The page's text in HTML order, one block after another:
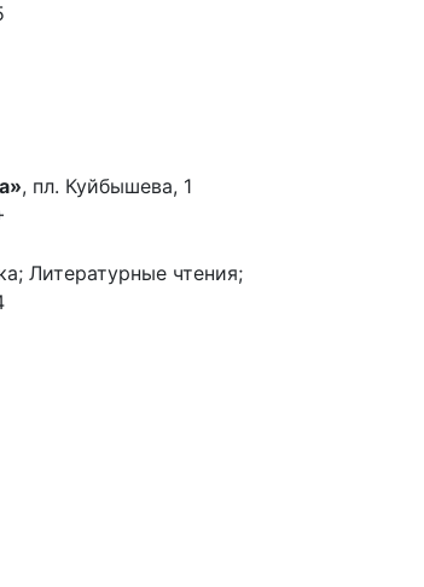
, пл. Куйбышева, 1
Литературные чтения;